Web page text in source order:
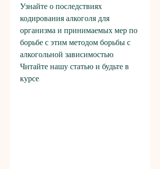
Узнайте о последствиях
кодирования алкоголя для
организма и принимаемых мер по
борьбе с этим методом борьбы с
алкогольной зависимостью.
Читайте нашу статью и будьте в
курсе.